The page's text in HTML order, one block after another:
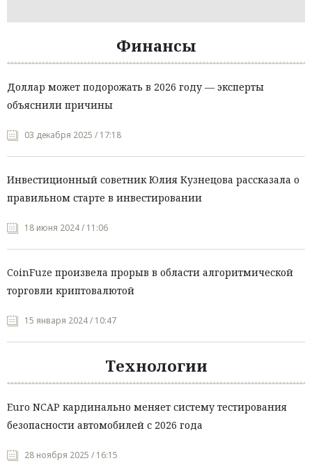
Финансы
Доллар может подорожать в 2026 году — эксперты
объяснили причины
03 декабря 2025 / 17:18
Инвестиционный советник Юлия Кузнецова рассказала о
правильном старте в инвестировании
18 июня 2024 / 11:06
CoinFuze произвела прорыв в области алгоритмической
торговли криптовалютой
15 января 2024 / 10:47
Технологии
Euro NCAP кардинально меняет систему тестирования
безопасности автомобилей с 2026 года
28 ноября 2025 / 16:15